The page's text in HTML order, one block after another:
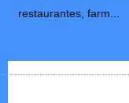
restaurantes, farm...